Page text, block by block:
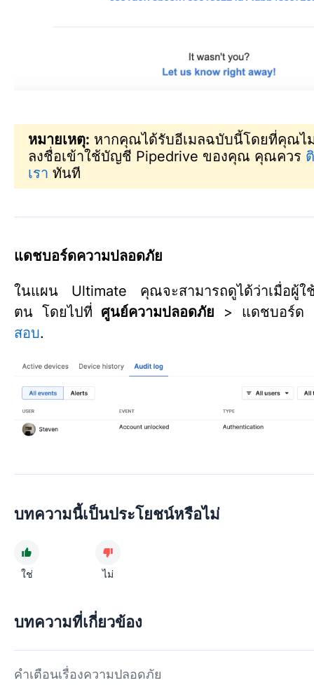
หมายเหตุ: หากคุณได้รับอีเมลฉบับนี้โดยที่คุณไ
ลงชื่อเข้าใช้บัญชี Pipedrive ของคุณ คุณควร
เรา ทันที
แดชบอร์ดความปลอดภัย
ในแผน Ultimate คุณจะสามารถดูได้ว่าเมื่อผู้ใ
ตน โดยไปที่ ศูนย์ความปลอดภัย > แดชบอร์
สอบ.
บทความนี้เป็นประโยชน์หรือไม่
ใช่ ไม่
บทความที่เกี่ยวข้อง
คำเตือนเรื่องความปลอดภัย